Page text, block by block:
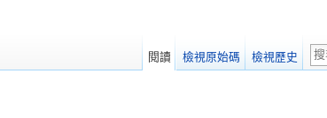
閱讀 檢視原始碼 檢視歷史